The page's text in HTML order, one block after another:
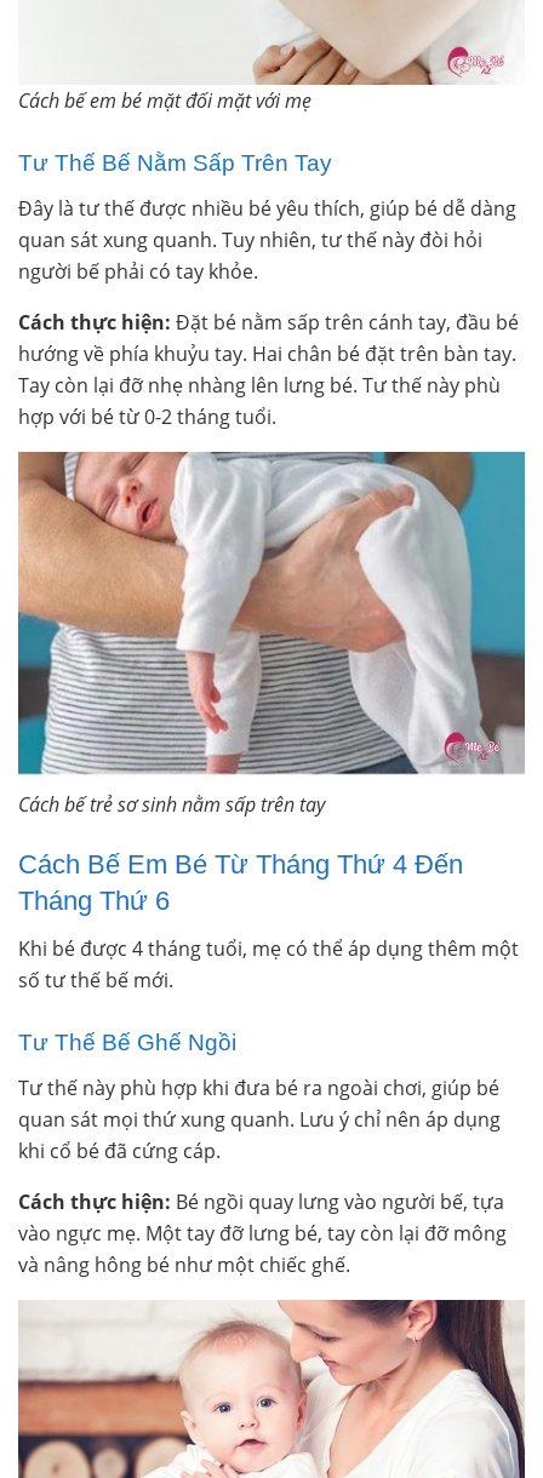
Cách bế em bé mặt đối mặt với mẹ
Tư Thế Bế Nằm Sấp Trên Tay
Đây là tư thế được nhiều bé yêu thích, giúp bé dễ dàng
quan sát xung quanh. Tuy nhiên, tư thế này đòi hỏi
người bế phải có tay khỏe.
Cách thực hiện: Đặt bé nằm sấp trên cánh tay, đầu bé
hướng về phía khuỷu tay. Hai chân bé đặt trên bàn tay.
Tay còn lại đỡ nhẹ nhàng lên lưng bé. Tư thế này phù
hợp với bé từ 0-2 tháng tuổi.
Cách bế trẻ sơ sinh nằm sấp trên tay
Cách Bế Em Bé Từ Tháng Thứ 4 Đến
Tháng Thứ 6
Khi bé được 4 tháng tuổi, mẹ có thể áp dụng thêm một
số tư thế bế mới.
Tư Thế Bế Ghế Ngồi
Tư thế này phù hợp khi đưa bé ra ngoài chơi, giúp bé
quan sát mọi thứ xung quanh. Lưu ý chỉ nên áp dụng
khi cổ bé đã cứng cáp.
Cách thực hiện: Bé ngồi quay lưng vào người bế, tựa
vào ngực mẹ. Một tay đỡ lưng bé, tay còn lại đỡ mông
và nâng hông bé như một chiếc ghế.